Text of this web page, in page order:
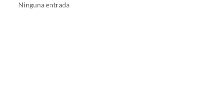
Ninguna entrada